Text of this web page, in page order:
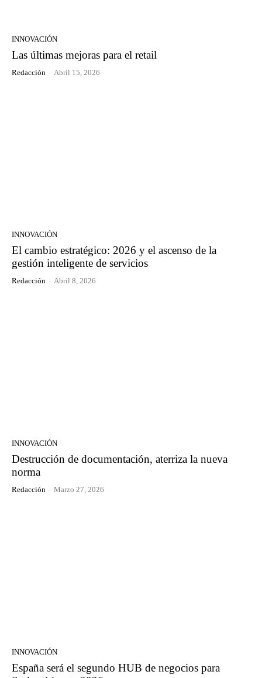
INNOVACIÓN
Las últimas mejoras para el retail
Redacción - Abril 15, 2026
INNOVACIÓN
El cambio estratégico: 2026 y el ascenso de la
gestión inteligente de servicios
Redacción - Abril 8, 2026
INNOVACIÓN
Destrucción de documentación, aterriza la nueva
norma
Redacción - Marzo 27, 2026
INNOVACIÓN
España será el segundo HUB de negocios para